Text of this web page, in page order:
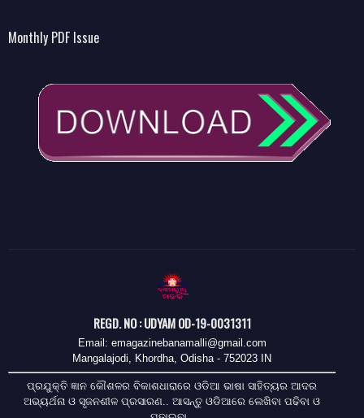
Monthly PDF Issue
REGD. NO : UDYAM OD-19-0031311
Email: emagazinebanamalli@gmail.com
Mangalajodi, Khordha, Odisha - 752023 IN
ପ୍ରଯୁକ୍ତି ଜ୍ଞାନ କୌଶଳର ବିକାଶଧାରାରେ ଓଡିଆ ଭାଷା ସାହିତ୍ୟର ଆଦର
ଅଭ୍ୟର୍ଥନା ଓ ସୃଜନଶୀଳ ପ୍ରସାରଣ.. ଆସନ୍ତୁ ଓଡିଆରେ ଲେଖିବା ପଢିବା ଓ